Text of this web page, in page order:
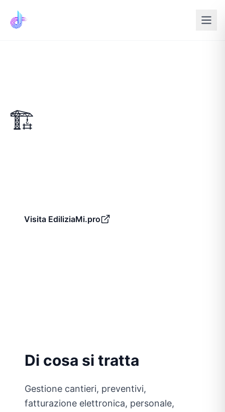
🏗️
Visita EdiliziaMi.pro
Di cosa si tratta
Gestione cantieri, preventivi,
fatturazione elettronica, personale,